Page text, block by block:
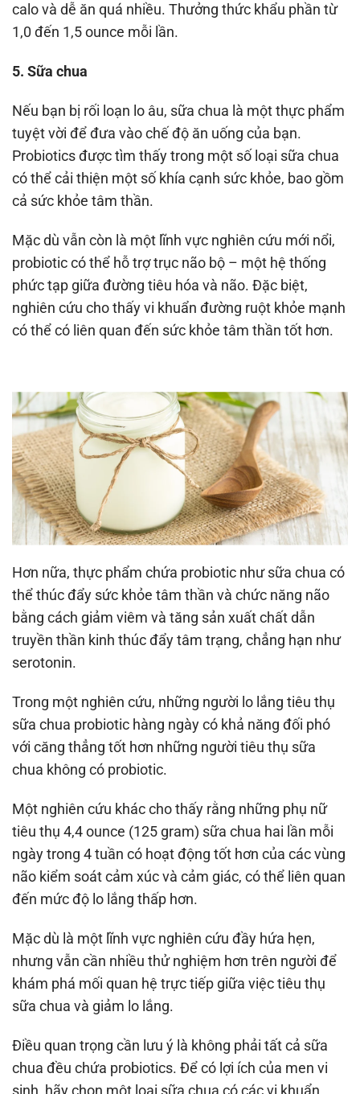
calo và dễ ăn quá nhiều. Thưởng thức khẩu phần từ
1,0 đến 1,5 ounce mỗi lần.
5. Sữa chua
Nếu bạn bị rối loạn lo âu, sữa chua là một thực phẩm
tuyệt vời để đưa vào chế độ ăn uống của bạn.
Probiotics được tìm thấy trong một số loại sữa chua
có thể cải thiện một số khía cạnh sức khỏe, bao gồm
cả sức khỏe tâm thần.
Mặc dù vẫn còn là một lĩnh vực nghiên cứu mới nổi,
probiotic có thể hỗ trợ trục não bộ – một hệ thống
phức tạp giữa đường tiêu hóa và não. Đặc biệt,
nghiên cứu cho thấy vi khuẩn đường ruột khỏe mạnh
có thể có liên quan đến sức khỏe tâm thần tốt hơn.
Hơn nữa, thực phẩm chứa probiotic như sữa chua có
thể thúc đẩy sức khỏe tâm thần và chức năng não
bằng cách giảm viêm và tăng sản xuất chất dẫn
truyền thần kinh thúc đẩy tâm trạng, chẳng hạn như
serotonin.
Trong một nghiên cứu, những người lo lắng tiêu thụ
sữa chua probiotic hàng ngày có khả năng đối phó
với căng thẳng tốt hơn những người tiêu thụ sữa
chua không có probiotic.
Một nghiên cứu khác cho thấy rằng những phụ nữ
tiêu thụ 4,4 ounce (125 gram) sữa chua hai lần mỗi
ngày trong 4 tuần có hoạt động tốt hơn của các vùng
não kiểm soát cảm xúc và cảm giác, có thể liên quan
đến mức độ lo lắng thấp hơn.
Mặc dù là một lĩnh vực nghiên cứu đầy hứa hẹn,
nhưng vẫn cần nhiều thử nghiệm hơn trên người để
khám phá mối quan hệ trực tiếp giữa việc tiêu thụ
sữa chua và giảm lo lắng.
Điều quan trọng cần lưu ý là không phải tất cả sữa
chua đều chứa probiotics. Để có lợi ích của men vi
sinh, hãy chọn một loại sữa chua có các vi khuẩn